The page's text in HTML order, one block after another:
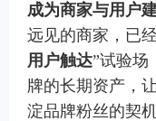
成为商家与用户
远见的商家，已
用户触达”试验场
牌的长期资产，
淀品牌粉丝的契机